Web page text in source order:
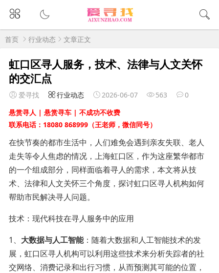
首页 行业动态 文章正文
虹口区寻人服务，技术、法律与人文关怀
的交汇点
爱寻找 行业动态 2026-06-07 563
0
悬赏寻人 | 悬赏寻车 | 不成功不收费
联系电话：18080 868999（王老师，微信同号）
在快节奏的都市生活中，人们难免会遇到亲友失联、老人
走失等令人焦虑的情况，上海虹口区，作为这座繁华都市
的一个组成部分，同样面临着寻人的需求，本文将从技
术、法律和人文关怀三个角度，探讨虹口区寻人机构如何
帮助市民解决寻人问题。
技术：现代科技在寻人服务中的应用
1、 大数据与人工智能：随着大数据和人工智能技术的发
展，虹口区寻人机构可以利用这些技术来分析失踪者的社
交网络、消费记录和出行习惯，从而预测其可能的位置，